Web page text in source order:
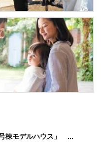
号棟モデルハウス」 ...